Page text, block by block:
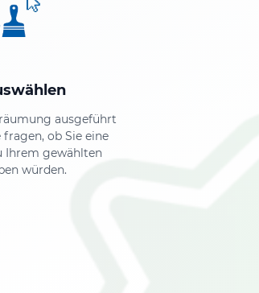
ausgeführt
ob Sie eine
Ihrem gewählten
würden.